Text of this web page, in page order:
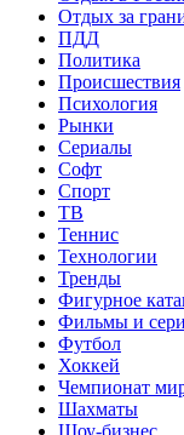
Отдых за
ПДД
Политика
Происшествия
Психология
Рынки
Сериалы
Софт
Спорт
ТВ
Теннис
Технологии
Тренды
Фигурное
Фильмы и
Футбол
Хоккей
Чемпионат
Шахматы
Шоу-бизнес